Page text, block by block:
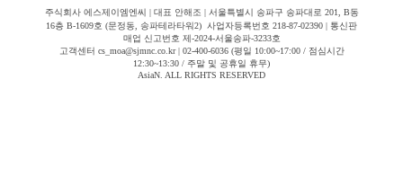
주식회사 에스제이엠엔씨 | 대표 안해조 | 서울특별시 송파구 송파대로 201, B동
16층 B-1609호 (문정동, 송파테라타워2) 사업자등록번호 218-87-02390 | 통신판
매업 신고번호 제-2024-서울송파-3233호
고객센터 cs_moa@sjmnc.co.kr | 02-400-6036 (평일 10:00~17:00 / 점심시간
12:30~13:30 / 주말 및 공휴일 휴무)
AsiaN. ALL RIGHTS RESERVED